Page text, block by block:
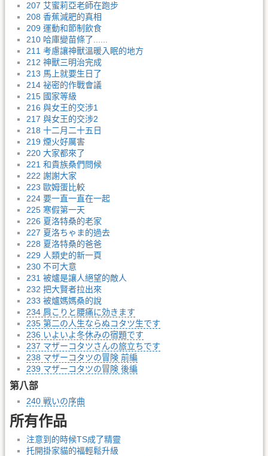
207 艾蜜莉亞老師在跑步
208 香蕉減肥的真相
209 運動和節制飲食
210 哈庫變苗條了......
211 考慮讓神獸溫暖入眠的地方
212 神獸三明治完成
213 馬上就要生日了
214 祕密的作戰會議
215 國家等級
216 與女王的交涉1
217 與女王的交涉2
218 十二月二十五日
219 煙火好厲害
220 大家都來了
221 和貴族桑們問候
222 謝謝大家
223 歐姆蛋比較
224 要一直一直在一起
225 寒假第一天
226 夏洛特桑的老家
227 夏洛ちゃま的過去
228 夏洛特桑的爸爸
229 人類史的新一頁
230 不可大意
231 被爐是讓人絕望的敵人
232 把大賢者拉出來
233 被爐媽媽桑的說
234 肩こりと腰痛に効きます
235 第二の人生ならぬコタツ生です
236 いよいよ冬休みの宿題です
237 マザーコタツさんの旅立ちです
238 マザーコタツの冒険 前編
239 マザーコタツの冒険 後編
第八部
240 戦いの序曲
所有作品
注意到的時候TS成了精靈
托開掛家貓的福輕鬆升級